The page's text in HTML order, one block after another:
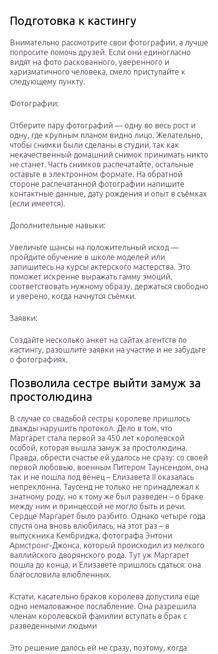
Подготовка к кастингу
Внимательно рассмотрите свои фотографии, а лучше
попросите помочь друзей. Если они единогласно
видят на фото раскованного, уверенного и
харизматичного человека, смело приступайте к
следующему пункту.
Фотографии:
Отберите пару фотографий — одну во весь рост и
одну, где крупным планом видно лицо. Желательно,
чтобы снимки были сделаны в студии, так как
некачественный домашний снимок принимать никто
не станет. Часть снимков распечатайте, остальные
оставьте в электронном формате. На обратной
стороне распечатанной фотографии напишите
контактные данные, дату рождения и опыт в съёмках
(если имеется).
Дополнительные навыки:
Увеличьте шансы на положительный исход —
пройдите обучение в школе моделей или
запишитесь на курсы актерского мастерства. Это
поможет искренне выражать гамму эмоций,
соответствовать нужному образу, держаться свободно
и уверено, когда начнутся съёмки.
Заявки:
Создайте несколько анкет на сайтах агентств по
кастингу, разошлите заявки на участие и не забудьте
о фотографиях.
Позволила сестре выйти замуж за
простолюдина
В случае со свадьбой сестры королеве пришлось
дважды нарушить протокол. Дело в том, что
Маргарет стала первой за 450 лет королевской
особой, которая вышла замуж за простолюдина.
Правда, обрести счастье ей удалось не сразу: со своей
первой любовью, военным Питером Таунсендом, она
так и не пошла под венец – Елизавета II оказалась
непреклонна. Таусенд не только не принадлежал к
знатному роду, но к тому же был разведен – о браке
между ним и принцессой не могло быть и речи.
Сердце Маргарет было разбито. Однако четыре года
спустя она вновь влюбилась, на этот раз – в
выпускника Кембриджа, фотографа Энтони
Армстронг-Джонса, который происходил из мелкого
валлийского дворянского рода. Тут уж Маргарет
пошла до конца, и Елизавете пришлось сдаться: она
благословила влюбленных.
Кстати, касательно браков королева допустила еще
одно немаловажное послабление. Она разрешила
членам королевской фамилии вступать в брак с
разведенными людьми
Это решение далось ей не сразу, поэтому, когда